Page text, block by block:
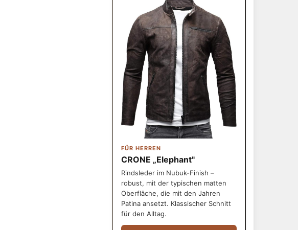
FÜR HERREN
CRONE „Elephant"
Rindsleder im Nubuk-Finish –
robust, mit der typischen matten
Oberfläche, die mit den Jahren
Patina ansetzt. Klassischer Schnitt
für den Alltag.